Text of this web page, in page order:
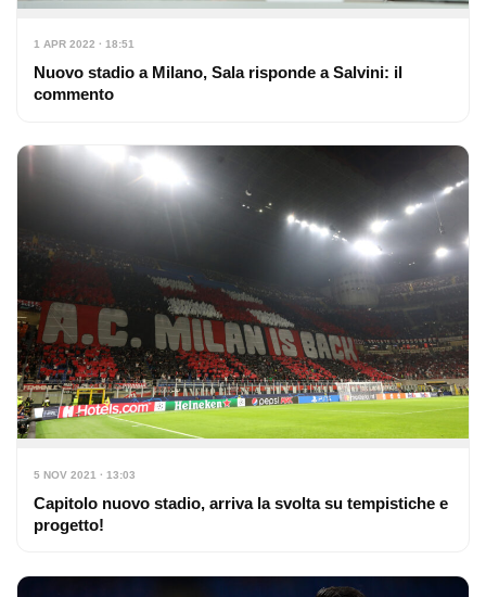
1 APR 2022 · 18:51
Nuovo stadio a Milano, Sala risponde a Salvini: il
commento
5 NOV 2021 · 13:03
Capitolo nuovo stadio, arriva la svolta su tempistiche e
progetto!